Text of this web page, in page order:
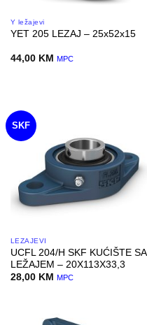
Y ležajevi
YET 205 LEZAJ – 25x52x15
44,00 KM MPC
SKF
LEŽAJEVI
UCFL 204/H SKF KUĆIŠTE SA
LEŽAJEM – 20X113X33,3
28,00 KM MPC